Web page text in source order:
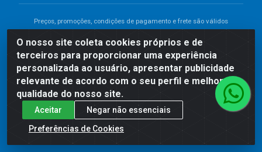
O nosso site coleta cookies próprios e de
terceiros para proporcionar uma experiência
personalizada ao usuário, apresentar publicidade
relevante de acordo com o seu perfil e melhorar a
qualidade do nosso site.
Aceitar
Negar não essenciais
Preferências de Cookies
Preços, promoções, condições de pagamento e frete são válidos
divergência de preço de um produto, será válido o preço que for
exibido no carrinho de compras do site no momento do pagamento.
As vendas estão sujeitas a análise e disponibilidade do estoque.
Imagens de produtos meramente ilustrativas.
Comercial de Construção 2001 LTDA - Av. Congresso
Eucarístico, 1179 - São José, Carpina - PE - CEP: 55811-
000 - 70.220.389/0001-66